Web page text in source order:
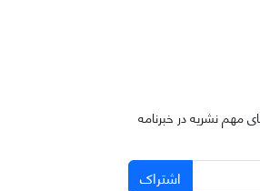
مهم نشریه در خبرنامه
اشتراک